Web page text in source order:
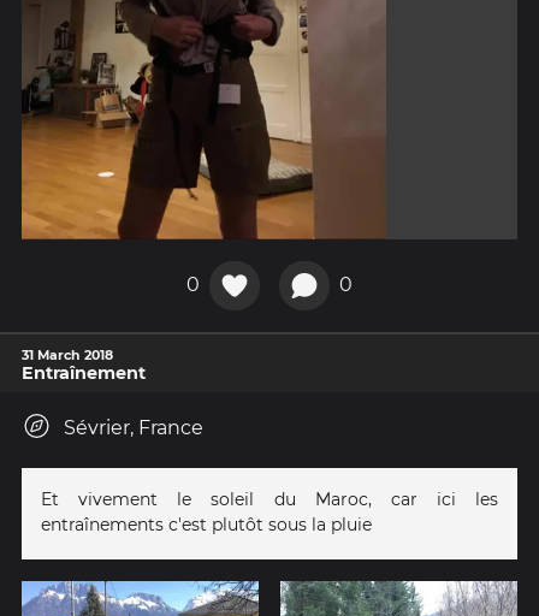
0 0
31 March 2018
Entraînement
Sévrier, France
Et vivement le soleil du Maroc, car ici les
entraînements c'est plutôt sous la pluie